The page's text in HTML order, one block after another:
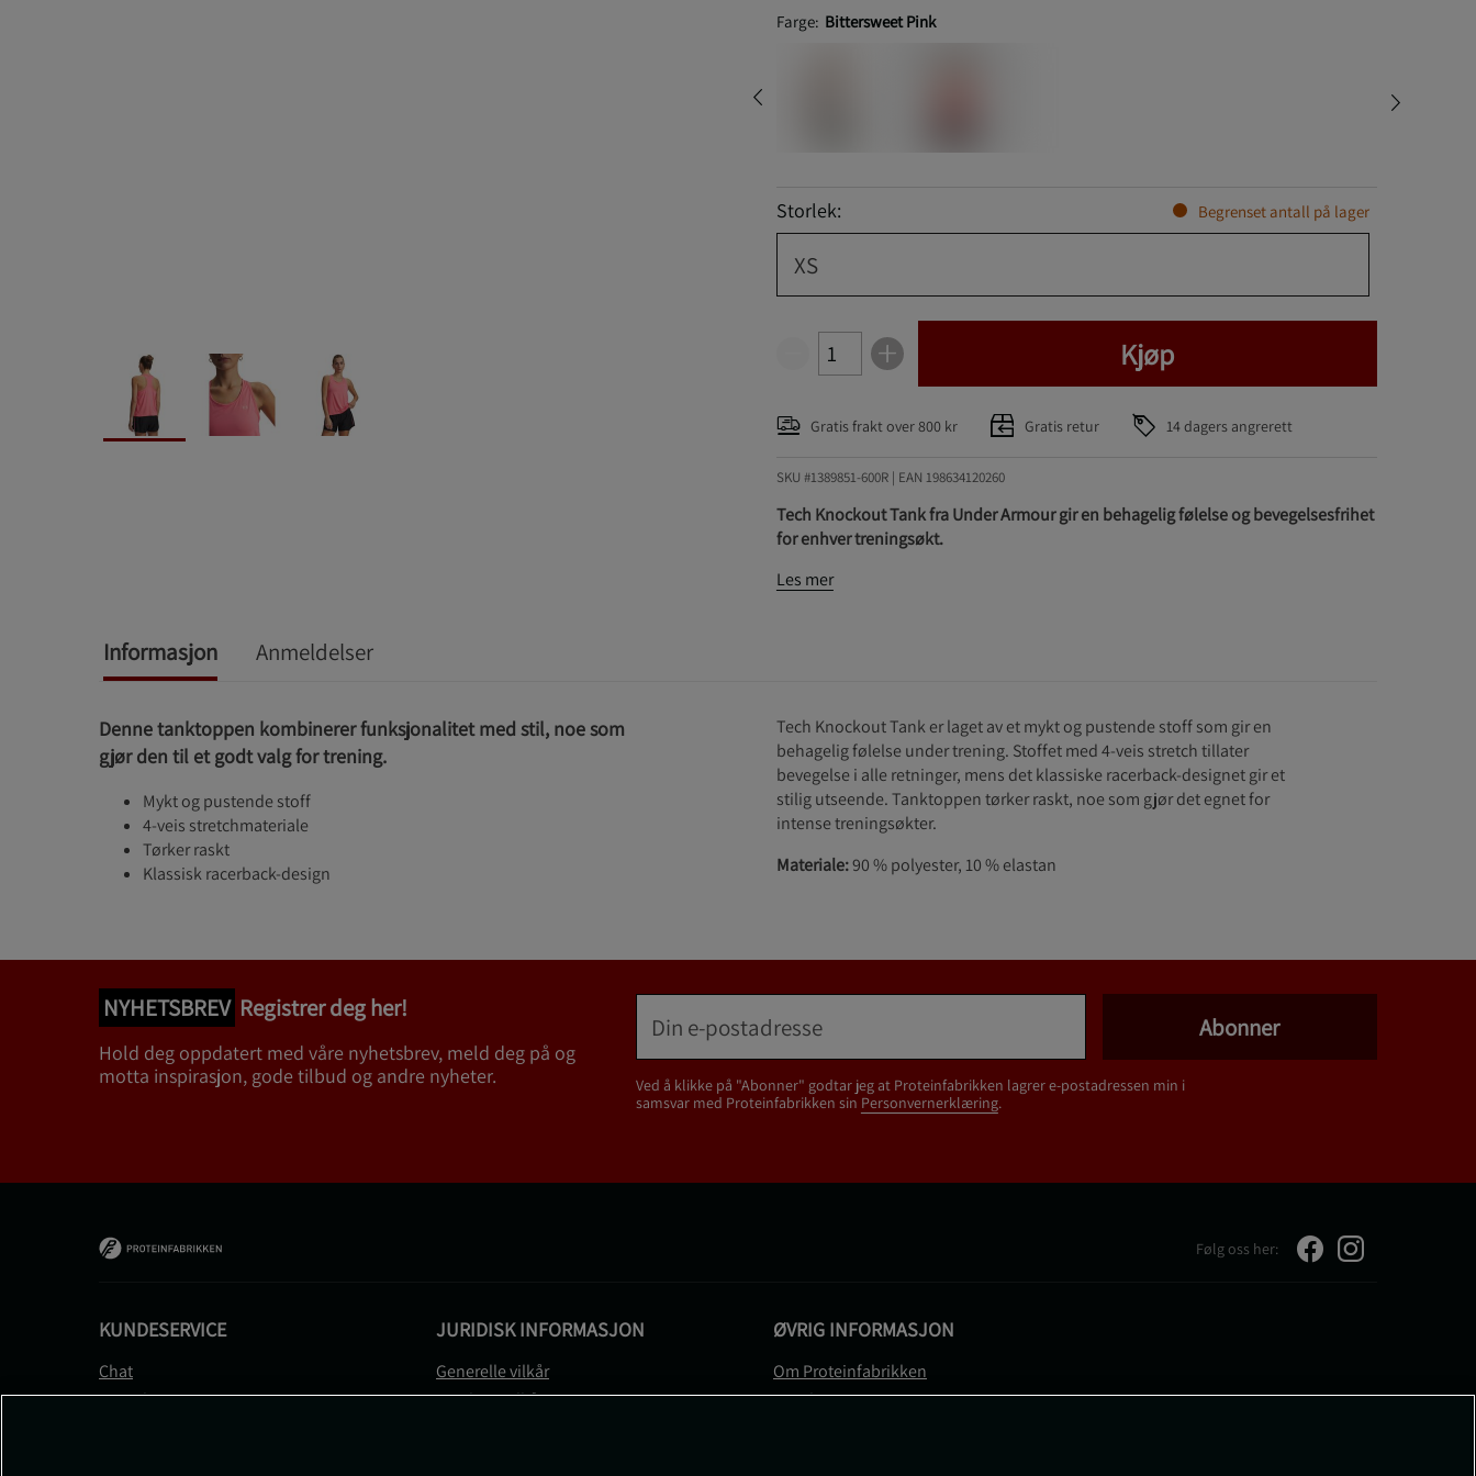
Farge: Bittersweet Pink
Storlek: Begrenset antall på lager
XS
Kjøp
Gratis frakt over 800 kr Gratis retur 14 dagers angrerett
SKU #1389851-600R | EAN 198634120260
Tech Knockout Tank fra Under Armour gir en behagelig følelse og bevegelsesfrihet
for enhver treningsøkt.
Les mer
Informasjon Anmeldelser
Denne tanktoppen kombinerer funksjonalitet med stil, noe som
gjør den til et godt valg for trening.
Mykt og pustende stoff
4-veis stretchmateriale
Tørker raskt
Klassisk racerback-design
Tech Knockout Tank er laget av et mykt og pustende stoff som gir en
behagelig følelse under trening. Stoffet med 4-veis stretch tillater
bevegelse i alle retninger, mens det klassiske racerback-designet gir et
stilig utseende. Tanktoppen tørker raskt, noe som gjør det egnet for
intense treningsøkter.
Materiale:90 % polyester, 10 % elastan
NYHETSBREV Registrer deg her!
Hold deg oppdatert med våre nyhetsbrev, meld deg på og
motta inspirasjon, gode tilbud og andre nyheter.
Ved å klikke på "Abonner" godtar jeg at Proteinfabrikken lagrer e-postadressen min i
samsvar med Proteinfabrikken sin Personvernerklæring.
Abonner
Følg oss her:
KUNDESERVICE
Chat
Kontakt
JURIDISK INFORMASJON
Generelle vilkår
Betalingsvilkår
ØVRIG INFORMASJON
Om Proteinfabrikken
Gavekort